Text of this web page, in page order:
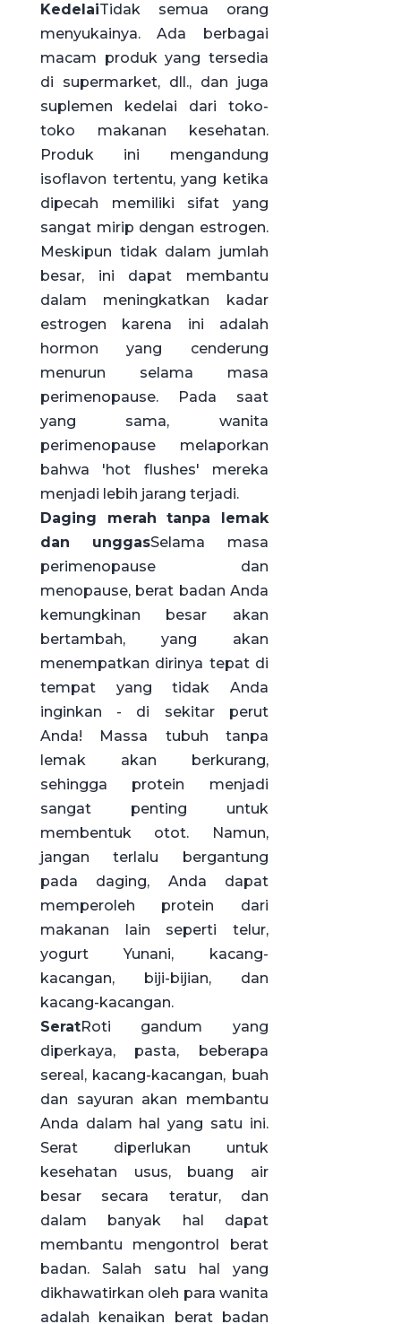
KedelaiTidak semua orang
menyukainya. Ada berbagai
macam produk yang tersedia
di supermarket, dll., dan juga
suplemen kedelai dari toko-
toko makanan kesehatan.
Produk ini mengandung
isoflavon tertentu, yang ketika
dipecah memiliki sifat yang
sangat mirip dengan estrogen.
Meskipun tidak dalam jumlah
besar, ini dapat membantu
dalam meningkatkan kadar
estrogen karena ini adalah
hormon yang cenderung
menurun selama masa
perimenopause. Pada saat
yang sama, wanita
perimenopause melaporkan
bahwa 'hot flushes' mereka
menjadi lebih jarang terjadi.
Daging merah tanpa lemak
dan unggasSelama masa
perimenopause dan
menopause, berat badan Anda
kemungkinan besar akan
bertambah, yang akan
menempatkan dirinya tepat di
tempat yang tidak Anda
inginkan - di sekitar perut
Anda! Massa tubuh tanpa
lemak akan berkurang,
sehingga protein menjadi
sangat penting untuk
membentuk otot. Namun,
jangan terlalu bergantung
pada daging, Anda dapat
memperoleh protein dari
makanan lain seperti telur,
yogurt Yunani, kacang-
kacangan, biji-bijian, dan
kacang-kacangan.
SeratRoti gandum yang
diperkaya, pasta, beberapa
sereal, kacang-kacangan, buah
dan sayuran akan membantu
Anda dalam hal yang satu ini.
Serat diperlukan untuk
kesehatan usus, buang air
besar secara teratur, dan
dalam banyak hal dapat
membantu mengontrol berat
badan. Salah satu hal yang
dikhawatirkan oleh para wanita
adalah kenaikan berat badan